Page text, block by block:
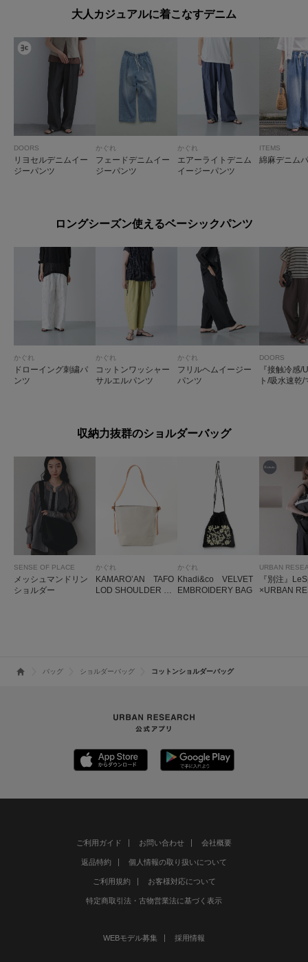
大人カジュアルに着こなすデニム
DOORS
リヨセルデニムイー
ジーパンツ
かぐれ
フェードデニムイー
ジーパンツ
かぐれ
エアーライトデニム
イージーパンツ
ITEMS
綿麻デニム
ロングシーズン使えるベーシックパンツ
かぐれ
ドローイング刺繍パ
ンツ
かぐれ
コットンワッシャー
サルエルパンツ
かぐれ
フリルヘムイージー
パンツ
DOORS
『接触冷感/
ト/吸水速乾/
収納力抜群のショルダーバッグ
SENSE OF PLACE
メッシュマンドリン
ショルダー
かぐれ
KAMARO’AN TAFO
LOD SHOULDER BA
かぐれ
Khadi&co VELVET
EMBROIDERY BAG
URBAN
『別注』
×URBAN
バッグ ショルダーバッグ コットンショルダーバッグ
ご利用ガイド お問い合わせ 会社概要
返品特約 個人情報の取り扱いについて
ご利用規約 お客様対応について
特定商取引法・古物営業法に基づく表示
WEBモデル募集 採用情報